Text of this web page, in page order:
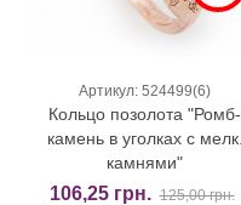
Артикул: 524499(6)
Кольцо позолота "Ромб-
камень в уголках с мелк.
камнями"
106,25 грн. 125,00 грн.